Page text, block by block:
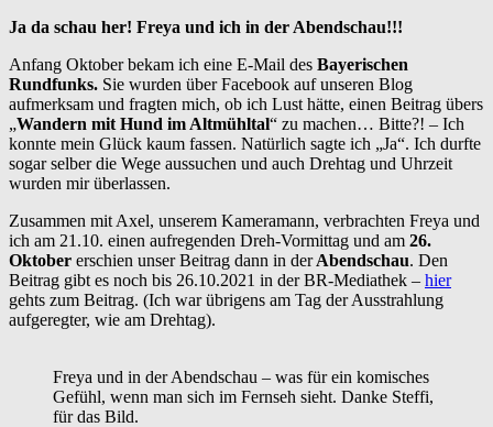
Ja da schau her! Freya und ich in der Abendschau!!!
Anfang Oktober bekam ich eine E-Mail des Bayerischen
Rundfunks. Sie wurden über Facebook auf unseren Blog
aufmerksam und fragten mich, ob ich Lust hätte, einen Beitrag übers
„Wandern mit Hund im Altmühltal“ zu machen… Bitte?! – Ich
konnte mein Glück kaum fassen. Natürlich sagte ich „Ja“. Ich durfte
sogar selber die Wege aussuchen und auch Drehtag und Uhrzeit
wurden mir überlassen.
Zusammen mit Axel, unserem Kameramann, verbrachten Freya und
ich am 21.10. einen aufregenden Dreh-Vormittag und am 26.
Oktober erschien unser Beitrag dann in derAbendschau. Den
Beitrag gibt es noch bis 26.10.2021 in der BR-Mediathek – hier
gehts zum Beitrag. (Ich war übrigens am Tag der Ausstrahlung
aufgeregter, wie am Drehtag).
Freya und in der Abendschau – was für ein komisches
Gefühl, wenn man sich im Fernseh sieht. Danke Steffi,
für das Bild.